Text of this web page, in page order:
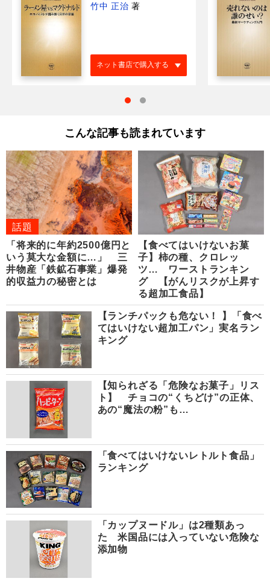
竹中 正治 著
ネット書店で購入する
こんな記事も読まれています
話題
「将来的に年約2500億円と
いう莫大な金額に…」 三
井物産「鉄鉱石事業」爆発
的収益力の秘密とは
【食べてはいけないお菓
子】柿の種、クロレッ
ツ… ワーストランキン
グ 【がんリスクが上昇す
る超加工食品】
【ランチパックも危ない！ 】「食べ
てはいけない超加工パン」実名ラン
キング
【知られざる「危険なお菓子」リス
ト】 チョコの“くちどけ”の正体、
あの“魔法の粉”も…
「食べてはいけないレトルト食品」
ランキング
「カップヌードル」は2種類あっ
た 米国品には入っていない危険な
添加物